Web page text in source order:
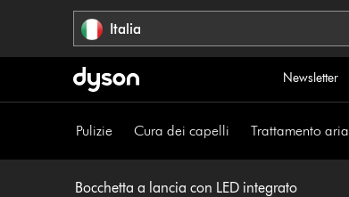
Italia
Newsletter
Pulizie Cura dei capelli Trattamento aria
Bocchetta a lancia con LED integrato